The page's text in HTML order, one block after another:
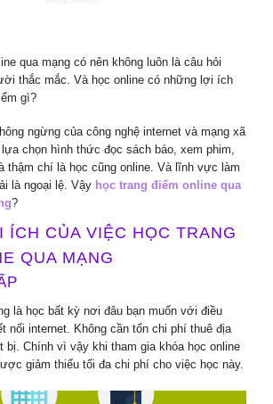
qua mạng có nên không luôn là câu hỏi
thắc mắc. Và học online có những lợi ích
gì?
ngừng của công nghệ internet và mạng xã
chọn hình thức đọc sách báo, xem phim,
thậm chí là học cũng online. Và lĩnh vực làm
là ngoại lệ. Vậy học trang điểm online qua
?
ÍCH CỦA VIỆC HỌC TRANG
QUA MẠNG
là học bất kỳ nơi đâu bạn muốn với điều
nối internet. Không cần tốn chi phí thuê địa
bị. Chính vì vậy khi tham gia khóa học online
giảm thiểu tối đa chi phí cho việc học này.